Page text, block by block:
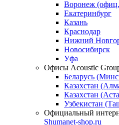
Воронеж (офиц.
Екатеринбург
Казань
Краснодар
Нижний
Новосибирск
Уфа
Офисы Acoustic
Беларусь
Казахстан
Казахстан
Узбекистан
Официальный
Shumanet-shop.ru